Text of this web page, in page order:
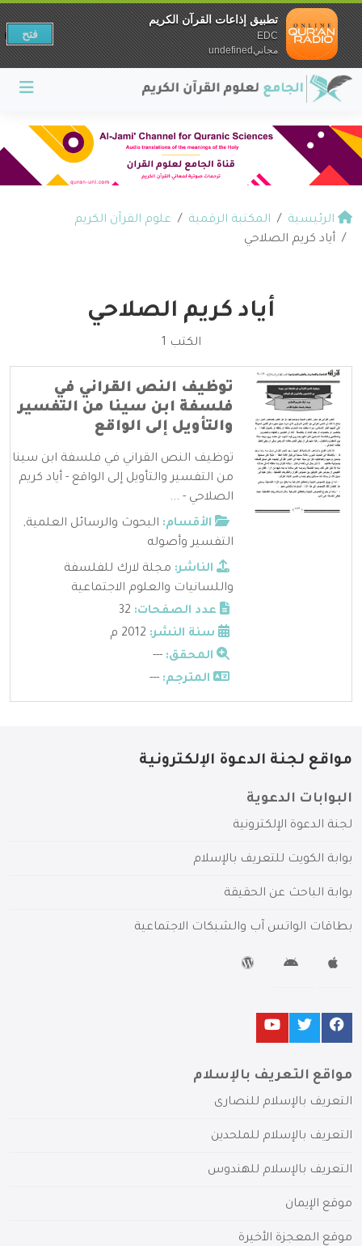
الرئيسية المكتبة الرقمية
علوم القرآن الكريم
أياد كريم الصلاحي
أياد كريم الصلاحي
الكتب 1
توظيف النص القراني في
فلسفة ابن سينا من التفسير
والتأويل إلى الواقع
توظيف النص القراني في فلسفة ابن سينا
من التفسير والتأويل إلى الواقع - أياد كريم
الصلاحي - ...
الأقسام: البحوث والرسائل العلمية,
التفسير وأصوله
الناشر: مجلة لارك للفلسفة
واللسانيات والعلوم الاجتماعية
عدد الصفحات:
سنة النشر:
المحقق: ---
المترجم: ---
مواقع لجنة الدعوة الإلكترونية
البوابات الدعوية
لجنة الدعوة الإلكترونية
بوابة الكويت للتعريف بالإسلام
بوابة الباحث عن الحقيقة
بطاقات الواتس آب والشبكات الاجتماعية
مواقع التعريف بالإسلام
التعريف بالإسلام للنصارى
التعريف بالإسلام للملحدين
التعريف بالإسلام للهندوس
موقع الإيمان
موقع المعجزة الأخيرة
تطبيق إذاعات القرآن الكريم
EDC
مجانيundefined
فتح